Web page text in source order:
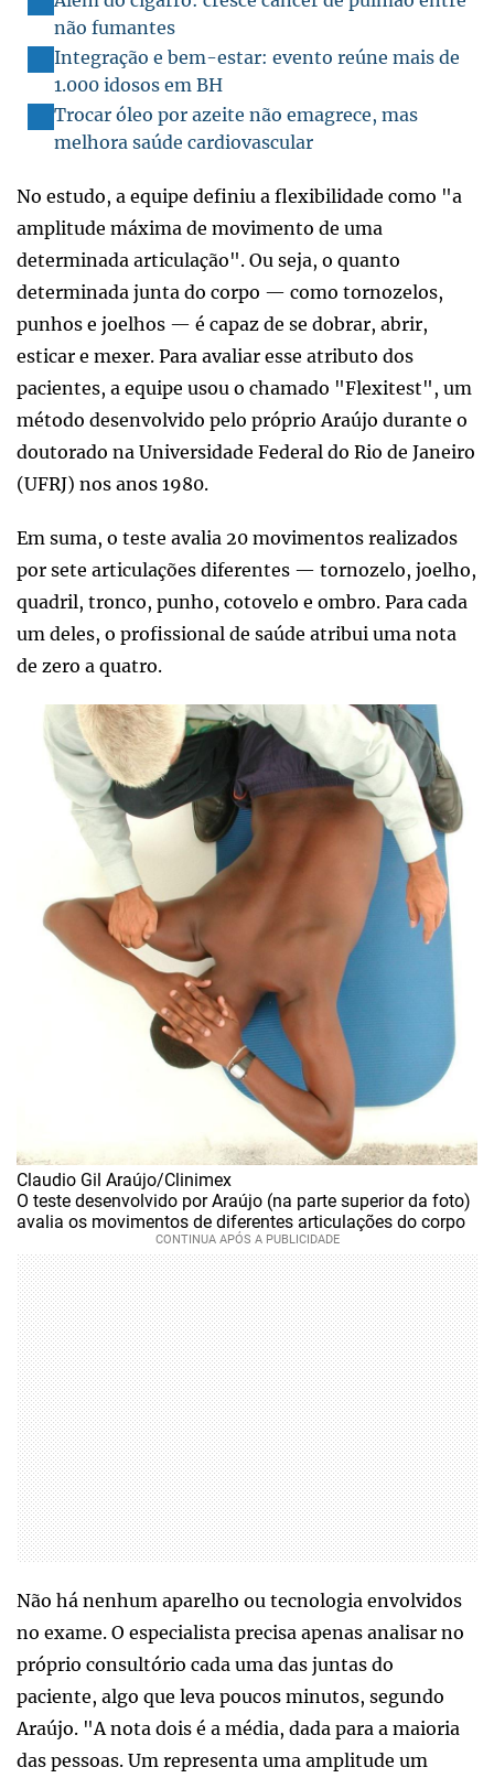
não fumantes
Integração e bem-estar: evento reúne mais de
1.000 idosos em BH
Trocar óleo por azeite não emagrece, mas
melhora saúde cardiovascular
No estudo, a equipe definiu a flexibilidade como "a
amplitude máxima de movimento de uma
determinada articulação". Ou seja, o quanto
determinada junta do corpo — como tornozelos,
punhos e joelhos — é capaz de se dobrar, abrir,
esticar e mexer. Para avaliar esse atributo dos
pacientes, a equipe usou o chamado "Flexitest", um
método desenvolvido pelo próprio Araújo durante o
doutorado na Universidade Federal do Rio de Janeiro
(UFRJ) nos anos 1980.
Em suma, o teste avalia 20 movimentos realizados
por sete articulações diferentes — tornozelo, joelho,
quadril, tronco, punho, cotovelo e ombro. Para cada
um deles, o profissional de saúde atribui uma nota
de zero a quatro.
Claudio Gil Araújo/Clinimex
O teste desenvolvido por Araújo (na parte superior da foto)
avalia os movimentos de diferentes articulações do corpo
Não há nenhum aparelho ou tecnologia envolvidos
no exame. O especialista precisa apenas analisar no
próprio consultório cada uma das juntas do
paciente, algo que leva poucos minutos, segundo
Araújo. "A nota dois é a média, dada para a maioria
das pessoas. Um representa uma amplitude um